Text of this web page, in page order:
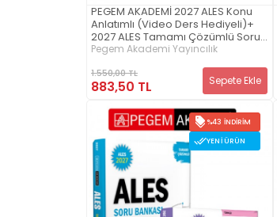
PEGEM AKADEMİ 2027 ALES Konu
Anlatımlı (Video Ders Hediyeli)+
2027 ALES Tamamı Çözümlü Soru
Bankası Seti (2.Kitap)
Pegem Akademi Yayıncılık
1.550,00 TL
883,50 TL Sepete Ekle
%43 İNDIRIM
YENI ÜRÜN